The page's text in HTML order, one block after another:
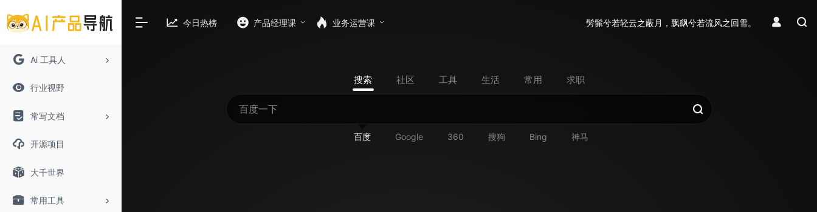
Ai 工具人
行业视野
常写文档
开源项目
大千世界
常用工具
今日热榜 产品经理课 业务运营课 髣髴兮若轻云之蔽月，飘飖兮若流风之回雪。
搜索 社区 工具 生活 常用 求职
百度 Google 360 搜狗 Bing 神马